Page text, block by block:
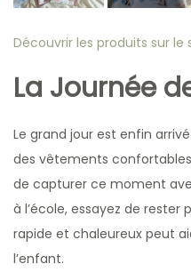
Découvrir les produits sur le
La Journée
Le grand jour est enfin
des vêtements
de capturer ce moment
à l’école, essayez de rester
rapide et chaleureux peut
l’enfant.